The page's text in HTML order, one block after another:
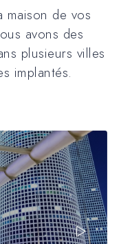
maison de vos
avons des
plusieurs villes
implantés.